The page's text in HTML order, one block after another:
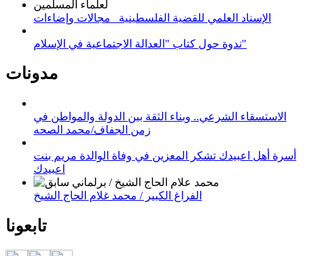
الإسناد العلمي للقضية الفلسطينية_ مجالات وإضاءات
ندوة حول كتاب "العدالة الاجتماعية في الإسلام"
مدونات
الاستسقاء الشرعي.. وبناء الثقة بين الدولة والمواطن في
زمن الجفاف/محمد الصحه
أسرة أهل اعبيدك تشكر المعزين في وفاة الوالدة مريم بنت
اعبيدك
الفراغ الكبير / محمد غلام الحاج الشيخ
تابعونا